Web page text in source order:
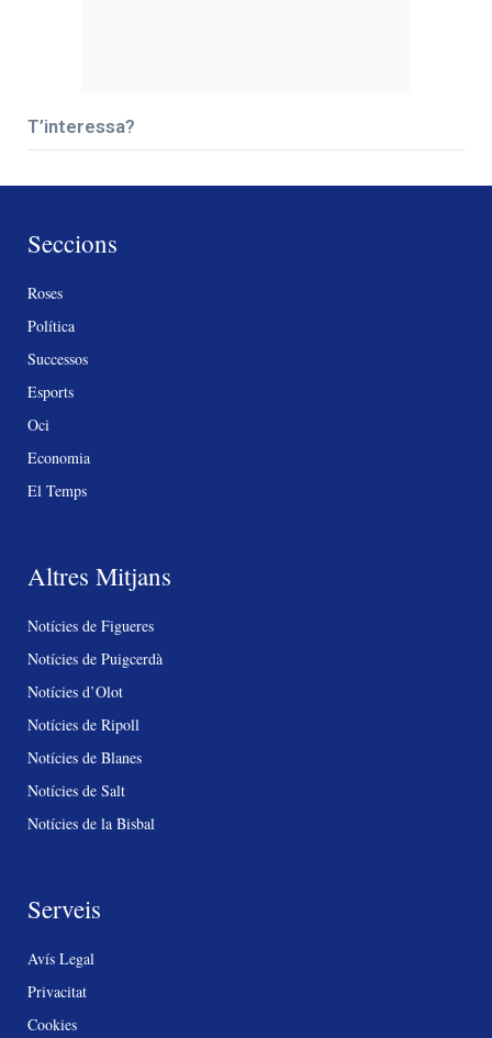
T’interessa?
Seccions
Roses
Política
Successos
Esports
Oci
Economia
El Temps
Altres Mitjans
Notícies de Figueres
Notícies de Puigcerdà
Notícies d’Olot
Notícies de Ripoll
Notícies de Blanes
Notícies de Salt
Notícies de la Bisbal
Serveis
Avís Legal
Privacitat
Cookies